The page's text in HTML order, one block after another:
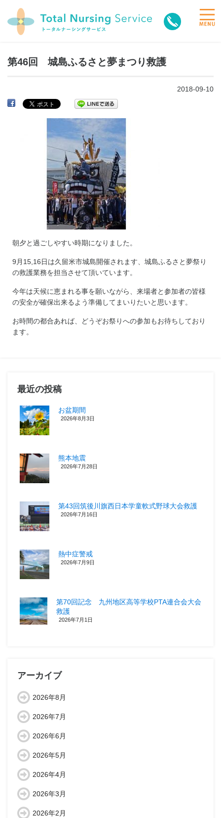
toggle
第46回 城島ふるさと夢まつり救護
2018-09-10
朝夕と過ごしやすい時期になりました。
9月15,16日は久留米市城島開催されます、城島ふるさと夢祭り
の救護業務を担当させて頂いています。
今年は天候に恵まれる事を願いながら、来場者と参加者の皆様
の安全が確保出来るよう準備してまいりたいと思います。
お時間の都合あれば、どうぞお祭りへの参加もお待ちしており
ます。
最近の投稿
お盆期間
2026年8月3日
熊本地震
2026年7月28日
第43回筑後川旗西日本学童軟式野球大会救護
2026年7月16日
熱中症警戒
2026年7月9日
第70回記念 九州地区高等学校PTA連合会大会
救護
2026年7月1日
アーカイブ
2026年8月
2026年7月
2026年6月
2026年5月
2026年4月
2026年3月
2026年2月